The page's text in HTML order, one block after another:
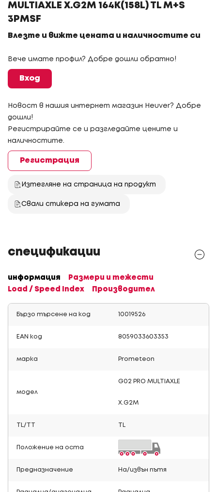
MULTIAXLE X.G2M 164K(158L) TL M+S
3PMSF
Влезте и вижте цената и наличностите си
Вече имате профил? Добре дошли обратно!
Вход
Новост в нашия интернет магазин Heuver? Добре
дошли!
Регистрирайте се и разгледайте цените и
наличностите.
Регистрация
Изтегляне на страница на продукт
Свали стикера на гумата
спецификации
информация
Размери и тежести
Load / Speed Index
Производител
Бързо търсене на код 10019526
EAN код 8059033603353
марка Prometeon
модел
G02 PRO MULTIAXLE
X.G2M
TL/TT
Положение на оста
Предназначение На/извън пътя